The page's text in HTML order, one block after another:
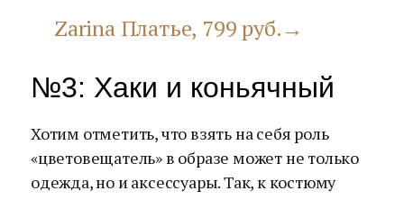
Zarina Платье, 799 руб.→
№3: Хаки и коньячный
Хотим отметить, что взять на себя роль
«цветовещатель» в образе может не только
одежда, но и аксессуары. Так, к костюму